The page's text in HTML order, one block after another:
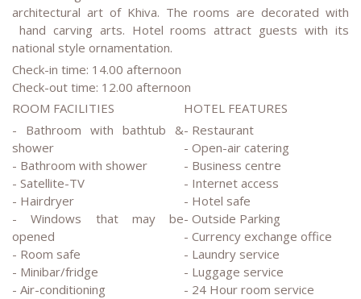
architectural art of Khiva. The rooms are decorated with
hand carving arts. Hotel rooms attract guests with its
national style ornamentation.
Check-in time: 14.00 afternoon
Check-out time: 12.00 afternoon
ROOM FACILITIES
HOTEL FEATURES
- Bathroom with bathtub &
shower
- Bathroom with shower
- Satellite-TV
- Hairdryer
- Windows that may be
opened
- Room safe
- Minibar/fridge
- Air-conditioning
- Restaurant
- Open-air catering
- Business centre
- Internet access
- Hotel safe
- Outside Parking
- Currency exchange office
- Laundry service
- Luggage service
- 24 Hour room service